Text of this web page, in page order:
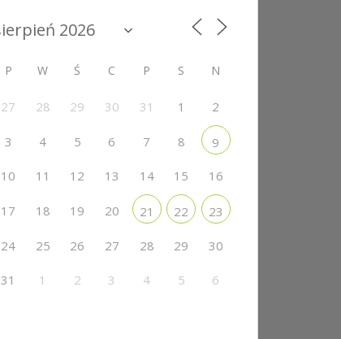
P W Ś C P S N
27 28 29 30 31 1 2
3 4 5 6 7 8 9
10 11 12 13 14 15 16
17 18 19 20 21 22 23
24 25 26 27 28 29 30
31 1 2 3 4 5 6